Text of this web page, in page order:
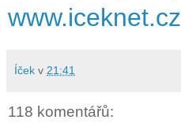
www.iceknet.cz
Íček v 21:41
118 komentářů: